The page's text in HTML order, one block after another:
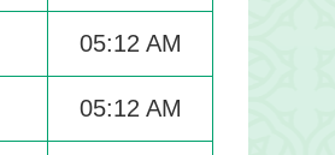
05:12 AM
05:12 AM